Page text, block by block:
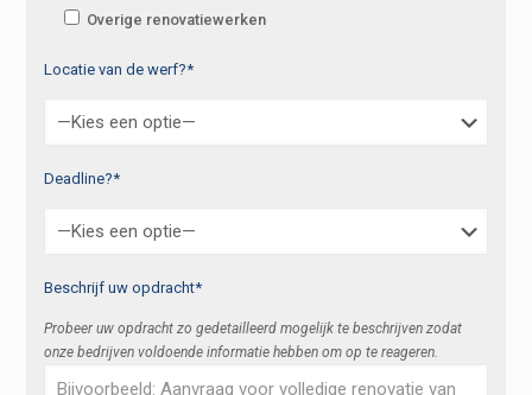
Overige renovatiewerken
Locatie van de werf?*
Deadline?*
Beschrijf uw opdracht*
Probeer uw opdracht zo gedetailleerd mogelijk te beschrijven zodat
onze bedrijven voldoende informatie hebben om op te reageren.